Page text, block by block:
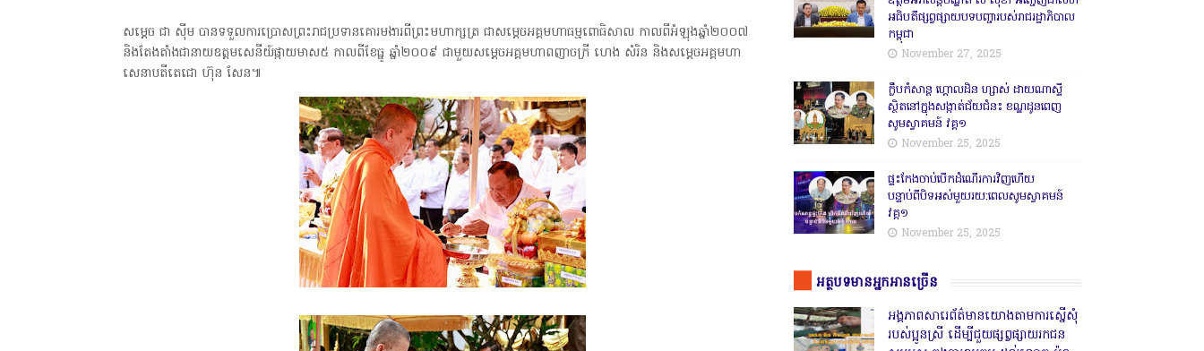
សម្ដេច ជា សុីម បានទទួលការប្រោសព្រះរាជប្រទានគោរមងារពីព្រះមហាក្សត្រ ជាសម្តេចអគ្គមហាធម្មពោធិសាល កាលពីអំឡុងឆ្នាំ២០០៧
និងតែងតាំងជានាយឧត្តមសេនីយ៍ផ្កាយមាស៥ កាលពីខែធ្នូ ឆ្នាំ២០០៩ ជាមួយសម្ដេចអគ្គមហាពញាចក្រី ហេង សំរិន និងសម្ដេចអគ្គមហា
សេនាបតីតេជោ ហ៊ុន សែន៕
អធិបតីផ្សព្វផ្សាយបទបញ្ជារបស់រាជរដ្ឋាភិបាល
កម្ពុជា
November 27, 2025
ក្លឹបកំសាន្ត ហ្គោលដិន ហ្សាស់ ដាយណាស្ទី
ស្ថិតនៅក្នុងសង្កាត់ជ័យជំនះ ខណ្ឌដូនពេញ
សូមស្វាគមន៍ វគ្គ១
November 25, 2025
ផ្ទះកែងចាប់បើកដំណើរការវិញហើយ
បន្ទាប់ពីបិទអស់មួយរយ:ពេលសូមស្វាគមន៍
វគ្គ១
November 25, 2025
អត្ថបទមានអ្នកអានច្រើន
អង្គភាពសារេព័ត៌មានយោងតាមការស្នើសុំ
របស់ប្អូនស្រី ដើម្បីជួយផ្សព្វផ្សាយរកជន